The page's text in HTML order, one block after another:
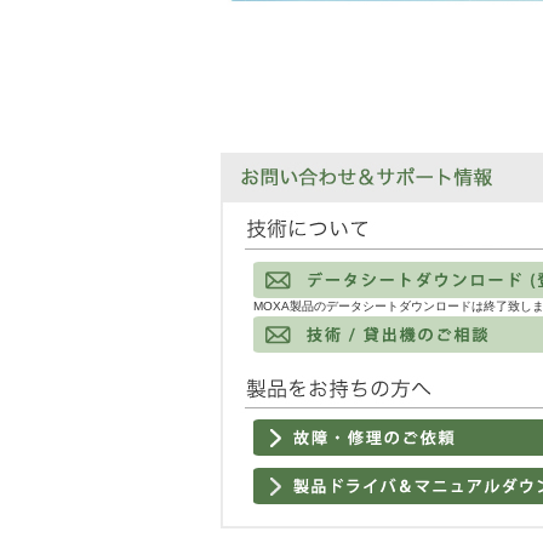
MOXA製品のデータシートダウンロードは終了致し